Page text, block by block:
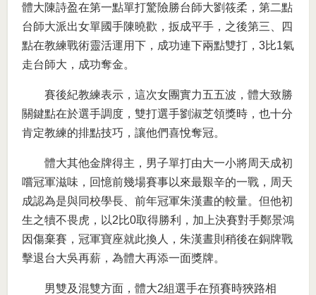
體大陳詩盈在第一點單打驚險勝台師大劉筱柔，第二點
台師大派出女單國手陳曉歡，扳成平手，之後第三、四
點在教練戰術靈活運用下，成功連下兩點雙打，3比1氣
走台師大，成功奪金。
賽後紀教練表示，這次女團實力五五波，體大致勝
關鍵點在於選手調度，雙打選手劉淑芝領獎時，也十分
肯定教練的排點技巧，讓他們喜悅奪冠。
體大其他金牌得主，男子單打由大一小將周天成初
嚐冠軍滋味，回憶前幾場賽事以來最艱辛的一戰，周天
成認為是與同校學長、前年冠軍朱漢晝的較量。但他初
生之犢不畏虎，以2比0取得勝利，加上決賽對手鄭景鴻
因傷棄賽，冠軍寶座就此換人，朱漢晝則稍後在銅牌戰
擊退台大吳再薪，為體大再添一面獎牌。
男雙及混雙方面，體大2組選手在預賽時狹路相